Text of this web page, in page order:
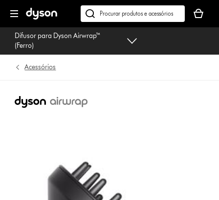
seguinte
Pesquisar
em
dyson.pt
seu
cesto
Difusor para Dyson Airwrap™
(Ferro)
Acessórios